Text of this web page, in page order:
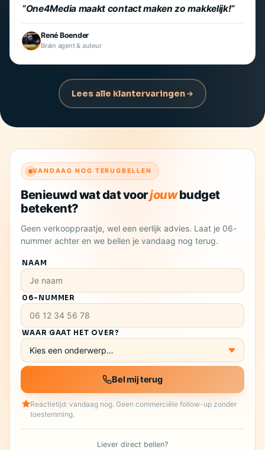
One4Media maakt contact maken zo makkelijk!
René Boender
Brain agent & auteur
Lees alle klantervaringen
VANDAAG NOG TERUGBELLEN
Benieuwd wat dat voorjouwbudget
betekent?
Geen verkooppraatje, wel een eerlijk advies. Laat je 06-
nummer achter en we bellen je vandaag nog terug.
NAAM
06-NUMMER
WAAR GAAT HET OVER?
Bel mij terug
Reactietijd: vandaag nog. Geen commerciële follow-up zonder
toestemming.
Liever direct bellen?